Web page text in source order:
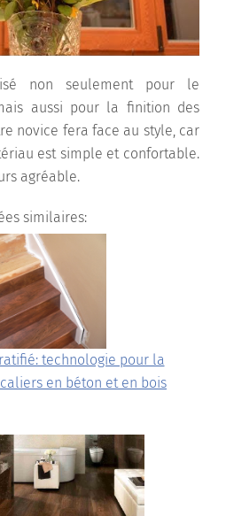
non seulement pour le
aussi pour la finition des
novice fera face au style, car
est simple et confortable.
agréable.
similaires:
technologie pour la
en béton et en bois